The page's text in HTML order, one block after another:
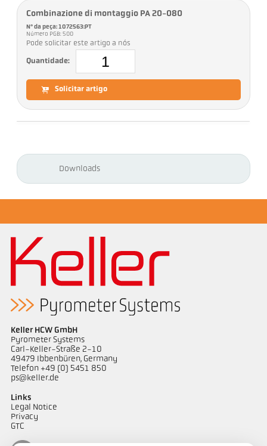
Combinazione di montaggio PA 20-080
Nº da peça: 1072563:PT
Número PGB: 500
Pode solicitar este artigo a nós
Quantidade:
Solicitar artigo
Downloads
Keller HCW GmbH
Pyrometer Systems
Carl-Keller-Straße 2-10
49479 Ibbenbüren, Germany
Telefon +49 (0) 5451 850
ps@keller.de
Links
Legal Notice
Privacy
GTC